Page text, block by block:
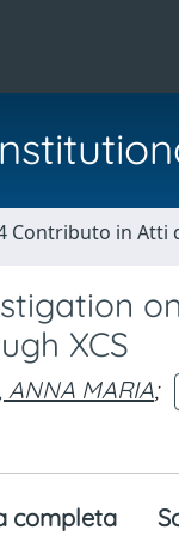
Contributo in Atti
XCS
ANNA MARIA;
completa